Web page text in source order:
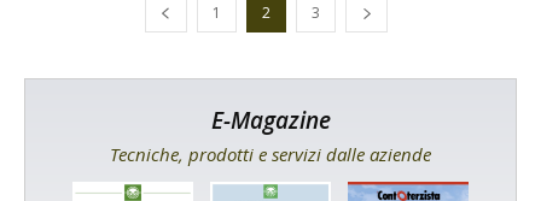
1 2 3
E-Magazine
Tecniche, prodotti e servizi dalle aziende